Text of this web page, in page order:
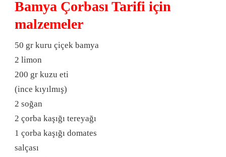
Bamya Çorbası Tarifi için
malzemeler
50 gr kuru çiçek bamya
2 limon
200 gr kuzu eti
(ince kıyılmış)
2 soğan
2 çorba kaşığı tereyağı
1 çorba kaşığı domates
salçası